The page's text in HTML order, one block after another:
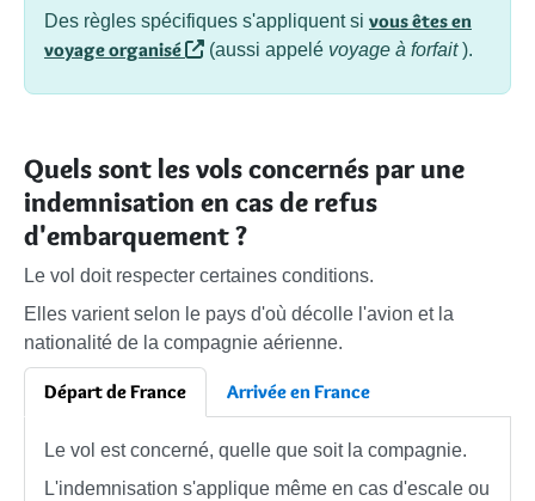
Des règles spécifiques s'appliquent si vous êtes en
voyage organisé
(aussi appelé voyage à forfait ).
Quels sont les vols concernés par une
indemnisation en cas de refus
d'embarquement ?
Le vol doit respecter certaines conditions.
Elles varient selon le pays d'où décolle l'avion et la
nationalité de la compagnie aérienne.
Départ de France Arrivée en France
Le vol est concerné, quelle que soit la compagnie.
L'indemnisation s'applique même en cas d'escale ou